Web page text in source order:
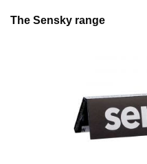
The Sensky range